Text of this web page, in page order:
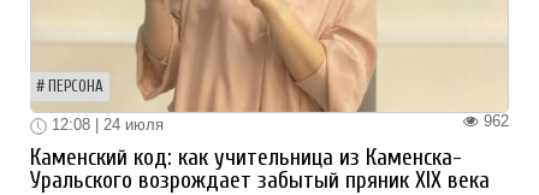
ПЕРСОНА
962
12:08 | 24 июля
Каменский код: как учительница из Каменска-
Уральского возрождает забытый пряник XIX века